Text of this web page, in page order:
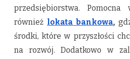
przedsiębiorstwa.
również lokata bankowa,
środki, które w przyszłości
na rozwój. Dodatkowo w